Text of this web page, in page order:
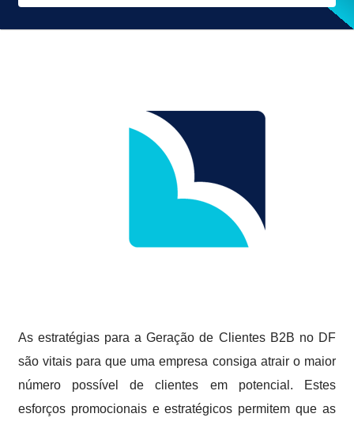
As estratégias para a Geração de Clientes B2B no DF
são vitais para que uma empresa consiga atrair o maior
número possível de clientes em potencial. Estes
esforços promocionais e estratégicos permitem que as